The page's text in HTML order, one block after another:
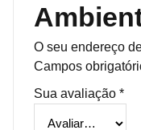
O seu endereço
Campos
Sua avaliação *